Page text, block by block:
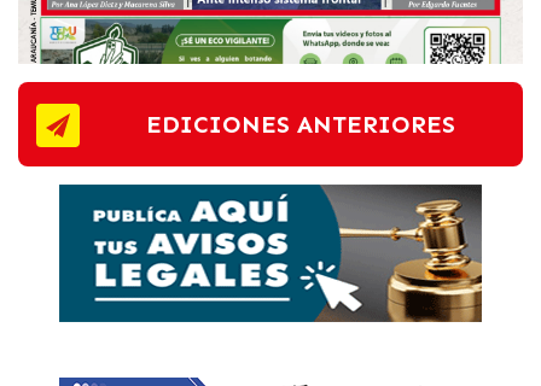
EDICIONES ANTERIORES